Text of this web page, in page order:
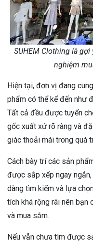
SUHEM Clothing là
nghiệm
Hiện tại, đơn vị đang
phẩm có thể kể đến như
Tất cả đều được tuyển
gốc xuất xứ rõ ràng và
giác thoải mái trong quá
Cách bày trí các sản
được sắp xếp ngay
dàng tìm kiếm và lựa
tích khá rộng rãi nên bạn
và mua sắm.
Nếu vẫn chưa tìm được